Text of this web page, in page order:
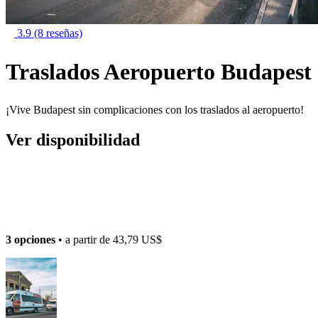
3.9 (8 reseñas)
Traslados Aeropuerto Budapest
¡Vive Budapest sin complicaciones con los traslados al aeropuerto!
Ver disponibilidad
3 opciones • a partir de 43,79 US$